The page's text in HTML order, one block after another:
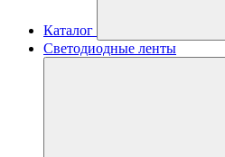
Каталог
Светодиодные ленты